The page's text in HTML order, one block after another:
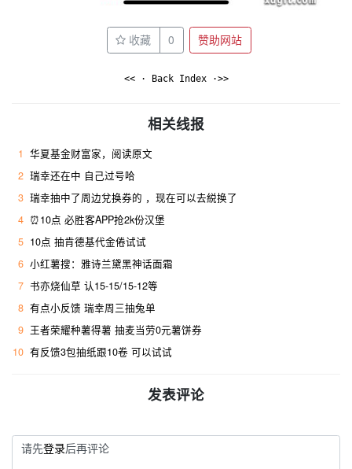
收藏 0 赞助网站
<< · Back Index ·>>
相关线报
1 华夏基金财富家，阅读原文
2 瑞幸还在中 自己过号哈 ​
3 瑞幸抽中了周边兌换券的 ，现在可以去綐换了
4 ⏰10点 必胜客APP抢2k份汉堡
5 10点 抽肯德基代金倦试试
6 小红薯搜：雅诗兰黛黑神话面霜 ​
7 书亦烧仙草 认15-15/15-12等
8 有点小反馈 瑞幸周三抽兔单
9 王者荣耀种薯得薯 抽麦当劳0元薯饼券
10 有反馈3包抽纸跟10卷 可以试试
发表评论
请先登录后再评论